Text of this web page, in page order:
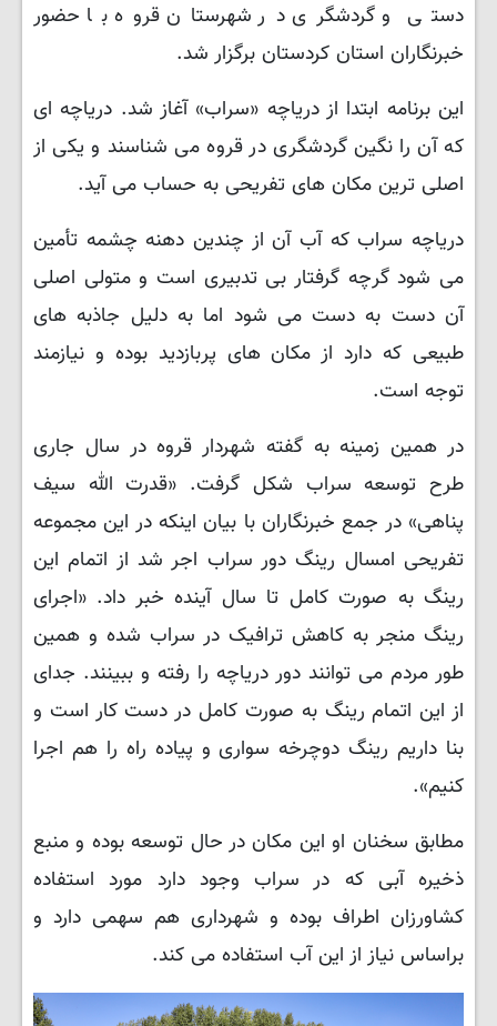
دستی و گردشگری در شهرستان قروه با حضور
خبرنگاران استان کردستان برگزار شد.
این برنامه ابتدا از دریاچه «سراب» آغاز شد. دریاچه ای
که آن را نگین گردشگری در قروه می شناسند و یکی از
اصلی ترین مکان های تفریحی به حساب می آید.
دریاچه سراب که آب آن از چندین دهنه چشمه تأمین
می شود گرچه گرفتار بی تدبیری است و متولی اصلی
آن دست به دست می شود اما به دلیل جاذبه های
طبیعی که دارد از مکان های پربازدید بوده و نیازمند
توجه است.
در همین زمینه به گفته شهردار قروه در سال جاری
طرح توسعه سراب شکل گرفت. «قدرت الله سیف
پناهی» در جمع خبرنگاران با بیان اینکه در این مجموعه
تفریحی امسال رینگ دور سراب اجر شد از اتمام این
رینگ به صورت کامل تا سال آینده خبر داد. «اجرای
رینگ منجر به کاهش ترافیک در سراب شده و همین
طور مردم می توانند دور دریاچه را رفته و ببینند. جدای
از این اتمام رینگ به صورت کامل در دست کار است و
بنا داریم رینگ دوچرخه سواری و پیاده راه را هم اجرا
کنیم».
مطابق سخنان او این مکان در حال توسعه بوده و منبع
ذخیره آبی که در سراب وجود دارد مورد استفاده
کشاورزان اطراف بوده و شهرداری هم سهمی دارد و
براساس نیاز از این آب استفاده می کند.